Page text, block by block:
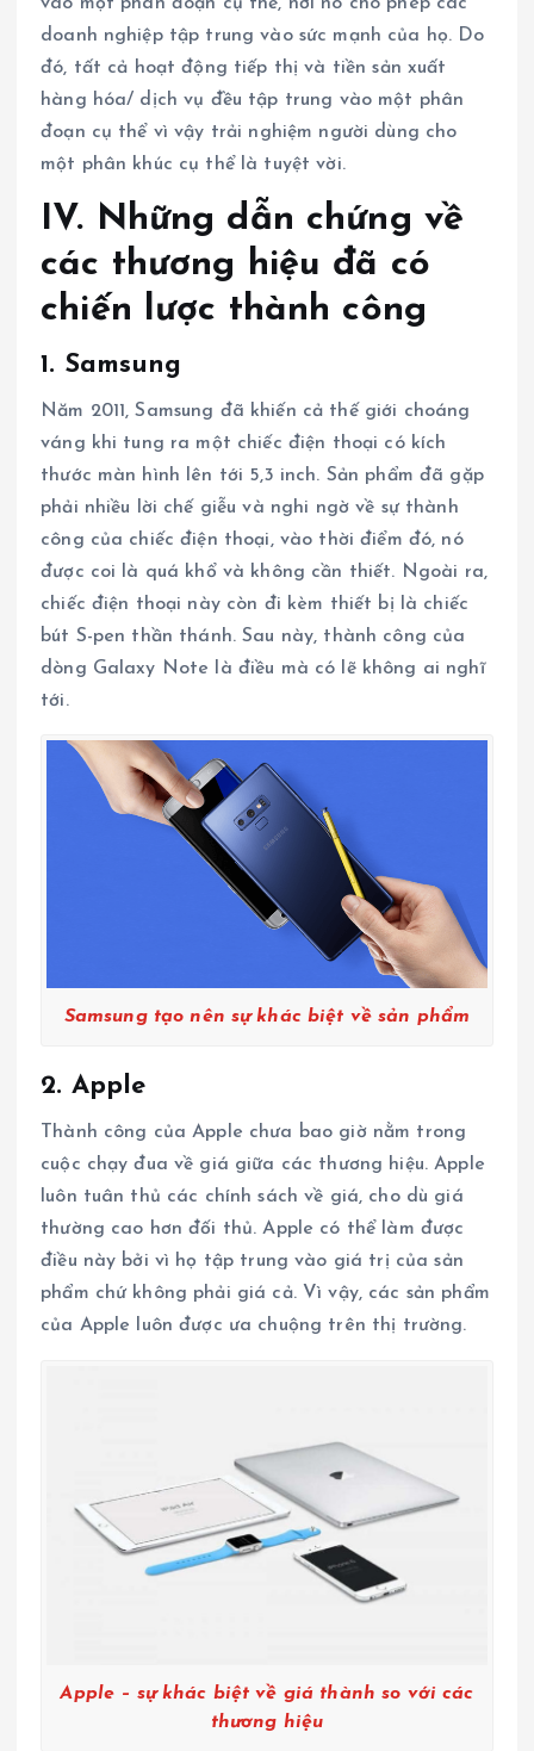
vào một phân đoạn cụ thể, nơi nó cho phép các
doanh nghiệp tập trung vào sức mạnh của họ. Do
đó, tất cả hoạt động tiếp thị và tiền sản xuất
hàng hóa/ dịch vụ đều tập trung vào một phân
đoạn cụ thể vì vậy trải nghiệm người dùng cho
một phân khúc cụ thể là tuyệt vời.
IV. Những dẫn chứng về
các thương hiệu đã có
chiến lược thành công
1. Samsung
Năm 2011, Samsung đã khiến cả thế giới choáng
váng khi tung ra một chiếc điện thoại có kích
thước màn hình lên tới 5,3 inch. Sản phẩm đã gặp
phải nhiều lời chế giễu và nghi ngờ về sự thành
công của chiếc điện thoại, vào thời điểm đó, nó
được coi là quá khổ và không cần thiết. Ngoài ra,
chiếc điện thoại này còn đi kèm thiết bị là chiếc
bút S-pen thần thánh. Sau này, thành công của
dòng Galaxy Note là điều mà có lẽ không ai nghĩ
tới.
Samsung tạo nên sự khác biệt về sản phẩm
2. Apple
Thành công của Apple chưa bao giờ nằm ​​trong
cuộc chạy đua về giá giữa các thương hiệu. Apple
luôn tuân thủ các chính sách về giá, cho dù giá
thường cao hơn đối thủ. Apple có thể làm được
điều này bởi vì họ tập trung vào giá trị của sản
phẩm chứ không phải giá cả. Vì vậy, các sản phẩm
của Apple luôn được ưa chuộng trên thị trường.
Apple – sự khác biệt về giá thành so với các
thương hiệu